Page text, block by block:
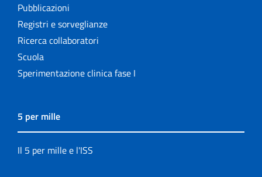
Settore Attività Editoriali
Strumenti di riferimento
The NECOBELAC project
Pubblicazioni
Registri e sorveglianze
Ricerca collaboratori
Scuola
Sperimentazione clinica fase I
5 per mille
Il 5 per mille e l'ISS